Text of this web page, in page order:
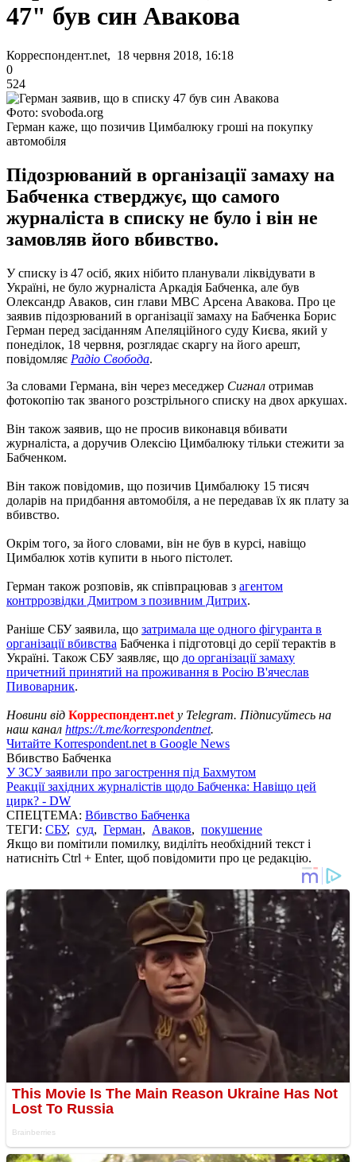
47" був син Авакова
Корреспондент.net, 18 червня 2018, 16:18
0
524
Фото: svoboda.org
Герман каже, що позичив Цимбалюку гроші на покупку
автомобіля
Підозрюваний в організації замаху на
Бабченка стверджує, що самого
журналіста в списку не було і він не
замовляв його вбивство.
У списку із 47 осіб, яких нібито планували ліквідувати в
Україні, не було журналіста Аркадія Бабченка, але був
Олександр Аваков, син глави МВС Арсена Авакова. Про це
заявив підозрюваний в організації замаху на Бабченка Борис
Герман перед засіданням Апеляційного суду Києва, який у
понеділок, 18 червня, розглядає скаргу на його арешт,
повідомляє Радіо Свобода.
За словами Германа, він через меседжер Сигнал отримав
фотокопію так званого розстрільного списку на двох аркушах.
Він також заявив, що не просив виконавця вбивати
журналіста, а доручив Олексію Цимбалюку тільки стежити за
Бабченком.
Він також повідомив, що позичив Цимбалюку 15 тисяч
доларів на придбання автомобіля, а не передавав їх як плату за
вбивство.
Окрім того, за його словами, він не був в курсі, навіщо
Цимбалюк хотів купити в нього пістолет.
Герман також розповів, як співпрацював з агентом
контррозвідки Дмитром з позивним Дитрих.
Раніше СБУ заявила, що затримала ще одного фігуранта в
організації вбивства Бабченка і підготовці до серії терактів в
Україні. Також СБУ заявляє, що до організації замаху
причетний принятий на проживання в Росію В'ячеслав
Пивоварник.
Новини від Корреспондент.net у Telegram. Підписуйтесь на
наш канал https://t.me/korrespondentnet.
Читайте Korrespondent.net в Google News
Вбивство Бабченка
У ЗСУ заявили про загострення під Бахмутом
Реакції західних журналістів щодо Бабченка: Навіщо цей
цирк? - DW
СПЕЦТЕМА: Вбивство Бабченка
ТЕГИ: СБУ, суд, Герман, Аваков, покушение
Якщо ви помітили помилку, виділіть необхідний текст і
натисніть Ctrl + Enter, щоб повідомити про це редакцію.